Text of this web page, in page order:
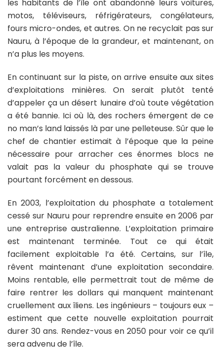
les habitants de l’île ont abandonné leurs voitures,
motos, téléviseurs, réfrigérateurs, congélateurs,
fours micro-ondes, et autres. On ne recyclait pas sur
Nauru, à l’époque de la grandeur, et maintenant, on
n’a plus les moyens.
En continuant sur la piste, on arrive ensuite aux sites
d’exploitations minières. On serait plutôt tenté
d’appeler ça un désert lunaire d’où toute végétation
a été bannie. Ici où là, des rochers émergent de ce
no man’s land laissés là par une pelleteuse. Sûr que le
chef de chantier estimait à l’époque que la peine
nécessaire pour arracher ces énormes blocs ne
valait pas la valeur du phosphate qui se trouve
pourtant forcément en dessous.
En 2003, l’exploitation du phosphate a totalement
cessé sur Nauru pour reprendre ensuite en 2006 par
une entreprise australienne. L’exploitation primaire
est maintenant terminée. Tout ce qui était
facilement exploitable l’a été. Certains, sur l’île,
rêvent maintenant d’une exploitation secondaire.
Moins rentable, elle permettrait tout de même de
faire rentrer les dollars qui manquent maintenant
cruellement aux îliens. Les ingénieurs – toujours eux –
estiment que cette nouvelle exploitation pourrait
durer 30 ans. Rendez-vous en 2050 pour voir ce qu’il
sera advenu de l’île.